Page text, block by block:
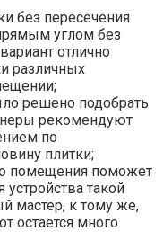
без пересечения
углом без
отлично
различных
решено подобрать
рекомендуют
по
плитки;
помещения поможет
устройства такой
мастер, к тому же,
остается много